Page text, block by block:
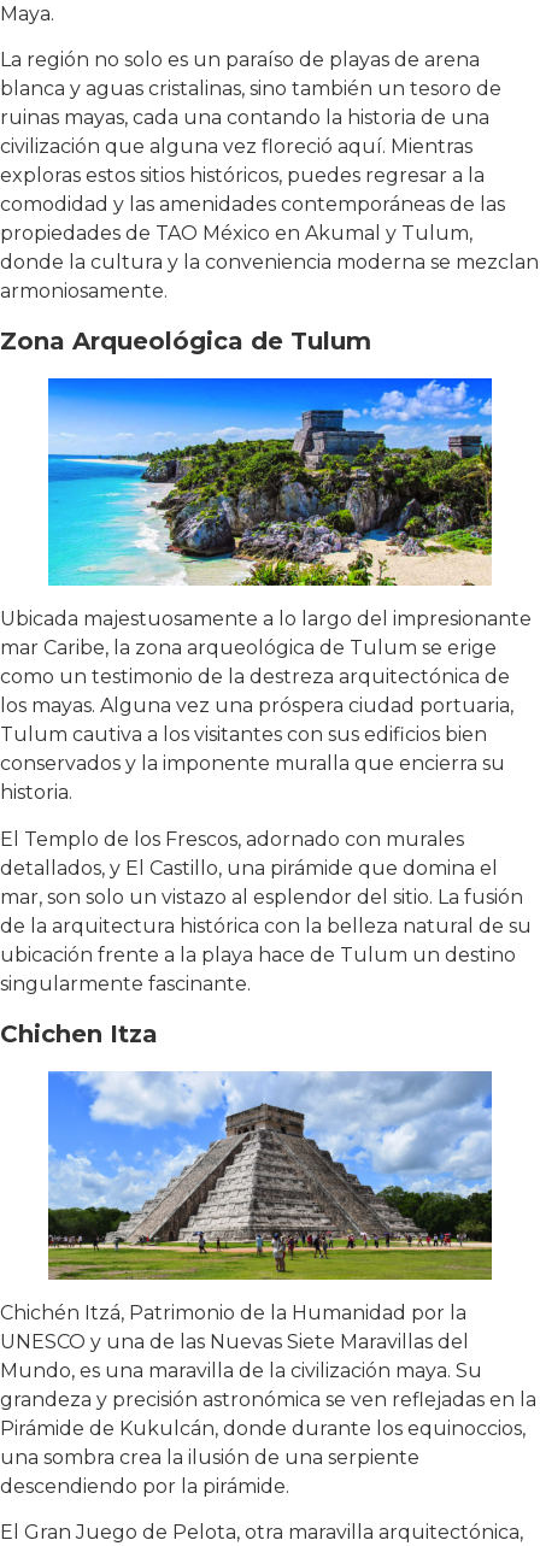
Maya.
La región no solo es un paraíso de playas de arena
blanca y aguas cristalinas, sino también un tesoro de
ruinas mayas, cada una contando la historia de una
civilización que alguna vez floreció aquí. Mientras
exploras estos sitios históricos, puedes regresar a la
comodidad y las amenidades contemporáneas de las
propiedades de TAO México en Akumal y Tulum,
donde la cultura y la conveniencia moderna se mezclan
armoniosamente.
Zona Arqueológica de Tulum
Ubicada majestuosamente a lo largo del impresionante
mar Caribe, la zona arqueológica de Tulum se erige
como un testimonio de la destreza arquitectónica de
los mayas. Alguna vez una próspera ciudad portuaria,
Tulum cautiva a los visitantes con sus edificios bien
conservados y la imponente muralla que encierra su
historia.
El Templo de los Frescos, adornado con murales
detallados, y El Castillo, una pirámide que domina el
mar, son solo un vistazo al esplendor del sitio. La fusión
de la arquitectura histórica con la belleza natural de su
ubicación frente a la playa hace de Tulum un destino
singularmente fascinante.
Chichen Itza
Chichén Itzá, Patrimonio de la Humanidad por la
UNESCO y una de las Nuevas Siete Maravillas del
Mundo, es una maravilla de la civilización maya. Su
grandeza y precisión astronómica se ven reflejadas en la
Pirámide de Kukulcán, donde durante los equinoccios,
una sombra crea la ilusión de una serpiente
descendiendo por la pirámide.
El Gran Juego de Pelota, otra maravilla arquitectónica,